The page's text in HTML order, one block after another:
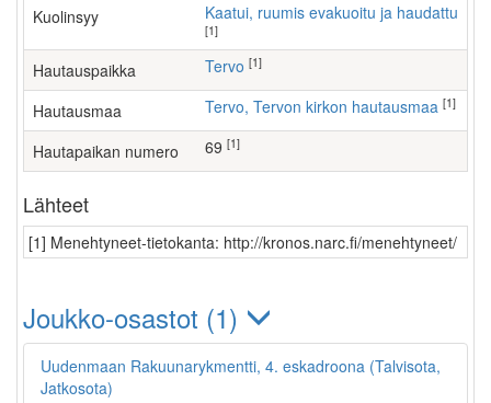
Kuolinsyy Kaatui, ruumis evakuoitu ja haudattu
[1]
Hautauspaikka Tervo [1]
Hautausmaa Tervo, Tervon kirkon hautausmaa [1]
Hautapaikan numero 69 [1]
Lähteet
[1] Menehtyneet-tietokanta: http://kronos.narc.fi/menehtyneet/
Joukko-osastot (1)
Uudenmaan Rakuunarykmentti, 4. eskadroona (Talvisota,
Jatkosota)